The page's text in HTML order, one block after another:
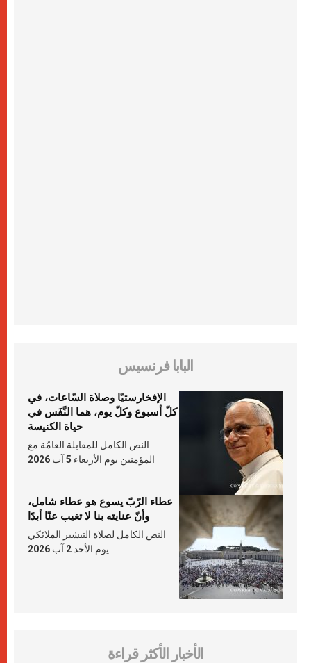
البابا فرنسيس
الإفخارستيّا وصلاة السّاعات، في
كلّ أسبوع وكلّ يوم، هما النَّفَس في
حياة الكنيسة
النص الكامل للمقابلة العامّة مع
المؤمنين يوم الأربعاء 5 آب 2026
عطاء الرّبّ يسوع هو عطاء شامل،
وأنّ عنايته بنا لا تغيب عنّا أبدًا
النص الكامل لصلاة التبشير الملائكي
يوم الأحد 2 آب 2026
الأخبار الأكثر قراءة